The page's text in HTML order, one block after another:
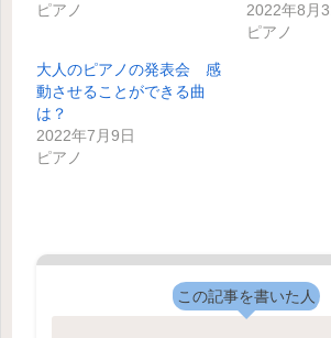
ピアノ
2022年8月
ピアノ
大人のピアノの発表会 感
動させることができる曲
は？
2022年7月9日
ピアノ
この記事を書いた人